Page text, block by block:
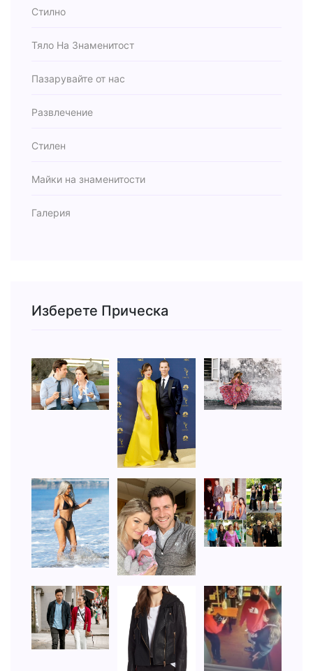
Стилно
Тяло На Знаменитост
Пазарувайте от нас
Развлечение
Стилен
Майки на знаменитости
Галерия
Изберете Прическа